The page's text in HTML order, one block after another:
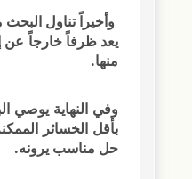
يعد ظرفاً خارجاً عن
منها.
وفي النهاية يوصي
بأقل الخسائر
حل مناسب يرونه.